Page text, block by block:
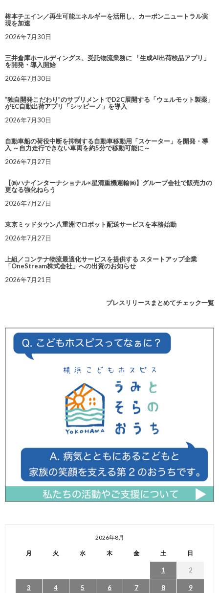
椿本チエイン／再生可能エネルギーを活用し、カーボンニュートラル実
現を加速
2026年7月30日
三井倉庫ホールディングス、受託物流業務に 「生成AI出荷検品アプリ」
を開発・導入開始
2026年7月30日
“独自開発こだわり”のサプリメントでD2C展開する「ウェルモット製薬」
がEC自動出荷アプリ「シッピーノ」を導入
2026年7月30日
自動車船の荷役中断を抑制する自動車移動用「スケーター」を開発・導
入 ～自力走行できない車両を約5分で移動可能に～
2026年7月27日
【㈱ハナインターナショナル×星清重機運輸㈱】グループ会社で販売力の
更なる強化ねらう
2026年7月27日
東京ミッドタウン八重洲でロボット配送サービスを本格始動
2026年7月27日
上組／コンテナ物流最適化サービスを提供する スタートアップ企業
「OneStream株式会社」への出資のお知らせ
2026年7月21日
プレスリリースまとめてチェック一覧
2026年8月
月 火 水 木 金 土 日
1 2
3 4 5 6 7 8 9